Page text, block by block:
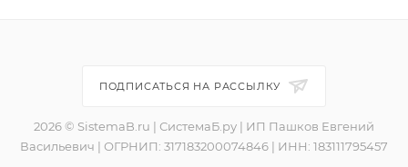
ПОДПИСАТЬСЯ НА РАССЫЛКУ
2026 © SistemaB.ru | СистемаБ.ру | ИП Пашков Евгений
Васильевич | ОГРНИП: 317183200074846 | ИНН: 183111795457